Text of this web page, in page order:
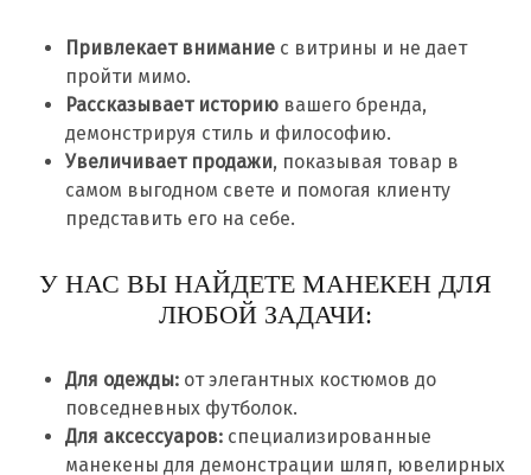
Привлекает внимание с витрины и не дает
пройти мимо.
Рассказывает историю вашего бренда,
демонстрируя стиль и философию.
Увеличивает продажи, показывая товар в
самом выгодном свете и помогая клиенту
представить его на себе.
У НАС ВЫ НАЙДЕТЕ МАНЕКЕН ДЛЯ
ЛЮБОЙ ЗАДАЧИ:
Для одежды: от элегантных костюмов до
повседневных футболок.
Для аксессуаров: специализированные
манекены для демонстрации шляп, ювелирных